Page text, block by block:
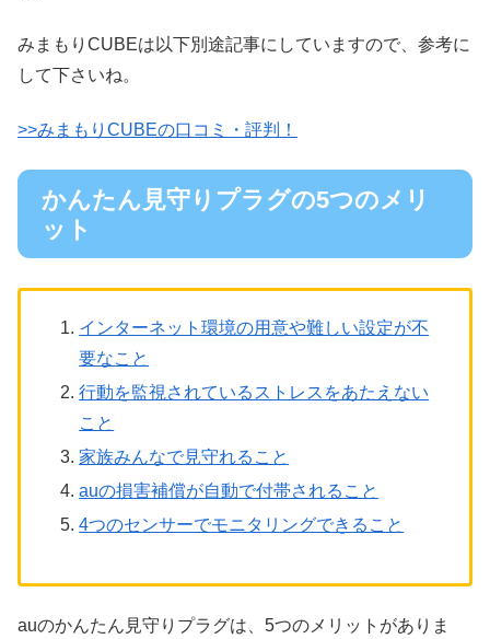
みまもりCUBEは以下別途記事にしていますので、参考に
して下さいね。
>>みまもりCUBEの口コミ・評判！
かんたん見守りプラグの5つのメリ
ット
インターネット環境の用意や難しい設定が不
要なこと
行動を監視されているストレスをあたえない
こと
家族みんなで見守れること
auの損害補償が自動で付帯されること
4つのセンサーでモニタリングできること
auのかんたん見守りプラグは、5つのメリットがありま